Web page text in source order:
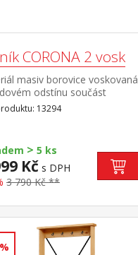
CORONA 2 vosk
masiv borovice voskovaná
odstínu součást
Corona 2
13294
> 5 ks
Kč s DPH
3 790 Kč **